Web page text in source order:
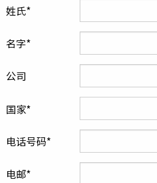
姓氏
名字
公司
国家
电话号码
电邮